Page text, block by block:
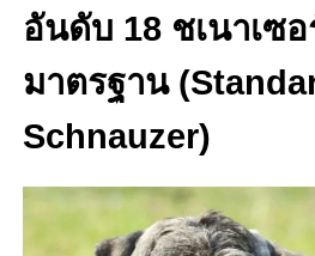
อันดับ 18 ชเนาเซ
มาตรฐาน
Schnauzer)